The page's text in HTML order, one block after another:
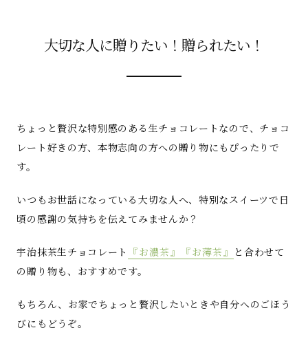
大切な人に贈りたい！贈られたい！
ちょっと贅沢な特別感のある生チョコレートなので、チョコ
レート好きの方、本物志向の方への贈り物にもぴったりで
す。
いつもお世話になっている大切な人へ、特別なスイーツで日
頃の感謝の気持ちを伝えてみませんか？
宇治抹茶生チョコレート 『お濃茶』 『お薄茶』 と合わせて
の贈り物も、おすすめです。
もちろん、お家でちょっと贅沢したいときや自分へのごほう
びにもどうぞ。